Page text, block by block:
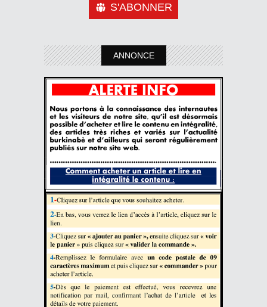
S'ABONNER
ANNONCE